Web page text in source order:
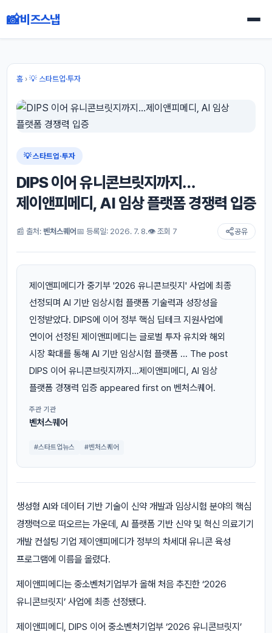
📸비즈스냅
홈› 💡 스타트업·투자
💡 스타트업·투자
DIPS 이어 유니콘브릿지까지…
제이앤피메디, AI 임상 플랫폼 경쟁력 입증
📰 출처: 벤처스퀘어📅 등록일: 2026. 7. 8.👁 조회 7 공유
제이앤피메디가 중기부 '2026 유니콘브릿지' 사업에 최종
선정되며 AI 기반 임상시험 플랫폼 기술력과 성장성을
인정받았다. DIPS에 이어 정부 핵심 딥테크 지원사업에
연이어 선정된 제이앤피메디는 글로벌 투자 유치와 해외
시장 확대를 통해 AI 기반 임상시험 플랫폼 ... The post
DIPS 이어 유니콘브릿지까지…제이앤피메디, AI 임상
플랫폼 경쟁력 입증 appeared first on 벤처스퀘어.
주관 기관
벤처스퀘어
#스타트업뉴스 #벤처스퀘어
생성형 AI와 데이터 기반 기술이 신약 개발과 임상시험 분야의 핵심
경쟁력으로 떠오르는 가운데, AI 플랫폼 기반 신약 및 혁신 의료기기
개발 컨설팅 기업 제이앤피메디가 정부의 차세대 유니콘 육성
프로그램에 이름을 올렸다.
제이앤피메디는 중소벤처기업부가 올해 처음 추진한 ‘2026
유니콘브릿지’ 사업에 최종 선정됐다.
제이앤피메디, DIPS 이어 중소벤처기업부 ‘2026 유니콘브릿지’